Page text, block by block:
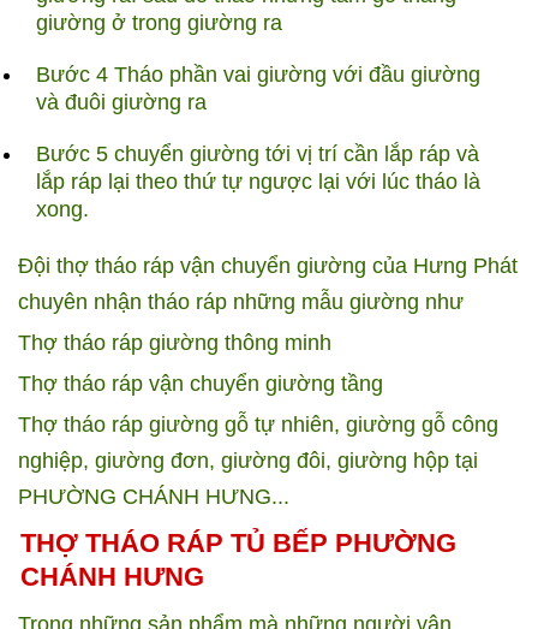
giường ở trong giường ra
Bước 4 Tháo phần vai giường với đầu giường
và đuôi giường ra
Bước 5 chuyển giường tới vị trí cần lắp ráp và
lắp ráp lại theo thứ tự ngược lại với lúc tháo là
xong.
Đội thợ tháo ráp vận chuyển giường của Hưng Phát
chuyên nhận tháo ráp những mẫu giường như
Thợ tháo ráp giường thông minh
Thợ tháo ráp vận chuyển giường tầng
Thợ tháo ráp giường gỗ tự nhiên, giường gỗ công
nghiệp, giường đơn, giường đôi, giường hộp tại
PHƯỜNG CHÁNH HƯNG...
THỢ THÁO RÁP TỦ BẾP PHƯỜNG
CHÁNH HƯNG